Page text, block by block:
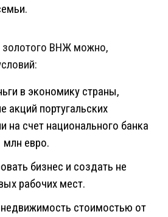
золотого ВНЖ можно,
в экономику страны,
акций португальских
на счет национального банка
млн евро.
бизнес и создать не
рабочих мест.
стоимостью от